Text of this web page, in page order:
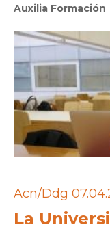
Auxilia Formación
Acn/Ddg
La